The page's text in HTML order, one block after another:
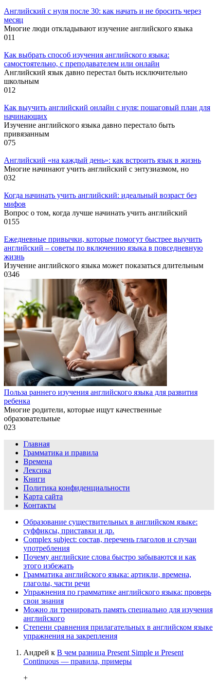
Английский с нуля после 30: как начать и не бросить через
месяц
Многие люди откладывают изучение английского языка
011
Как выбрать способ изучения английского языка:
самостоятельно, с преподавателем или онлайн
Английский язык давно перестал быть исключительно
школьным
012
Как выучить английский онлайн с нуля: пошаговый план для
начинающих
Изучение английского языка давно перестало быть
привязанным
075
Английский «на каждый день»: как встроить язык в жизнь
Многие начинают учить английский с энтузиазмом, но
032
Когда начинать учить английский: идеальный возраст без
мифов
Вопрос о том, когда лучше начинать учить английский
0155
Ежедневные привычки, которые помогут быстрее выучить
английский – советы по включению языка в повседневную
жизнь
Изучение английского языка может показаться длительным
0346
Польза раннего изучения английского языка для развития
ребенка
Многие родители, которые ищут качественные
образовательные
023
Главная
Грамматика и правила
Времена
Лексика
Книги
Политика конфиденциальности
Карта сайта
Контакты
Образование существительных в английском языке:
суффиксы, приставки и др.
Complex subject: состав, перечень глаголов и случаи
употребления
Почему английские слова быстро забываются и как
этого избежать
Грамматика английского языка: артикли, времена,
глаголы, части речи
Упражнения по грамматике английского языка: проверь
свои знания
Можно ли тренировать память специально для изучения
английского
Степени сравнения прилагательных в английском языке
упражнения на закрепления
Андрей к В чем разница Present Simple и Present
Continuous — правила, примеры
+